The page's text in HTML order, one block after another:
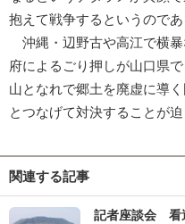
抱えて戦争するというのであ
沖縄・辺野古や高江で横
府によるごり押しが山口県
山となれで郷土を廃虚に導
とつなげて対決することが迫
関連する記事
記者座談会 看